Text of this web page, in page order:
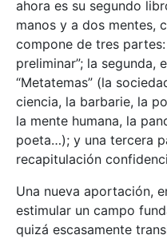
ahora es su segundo
manos y a dos mentes,
compone de tres
preliminar”; la segunda,
“Metatemas” (la
ciencia, la barbarie, la
la mente humana, la
poeta…); y una tercera
recapitulación
Una nueva aportación,
estimular un campo
quizá escasamente